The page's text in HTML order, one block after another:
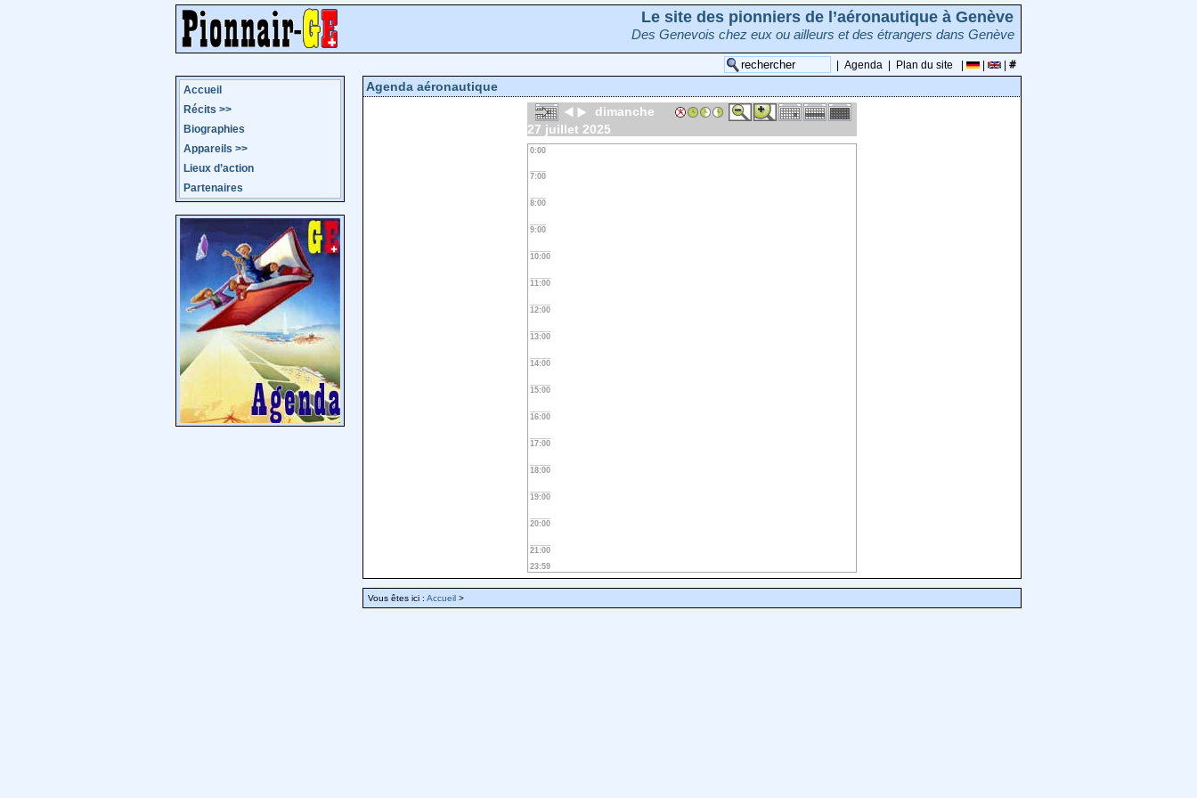
Le site des pionniers de l’aéronautique à Genève
Des Genevois chez eux ou ailleurs et des étrangers dans Genève
Agenda Plan du site
Accueil
Récits >>
Biographies
Appareils >>
Lieux d’action
Partenaires
Agenda aéronautique
dimanche
27 juillet 2025
0:00
7:00
8:00
9:00
10:00
11:00
12:00
13:00
14:00
15:00
16:00
17:00
18:00
19:00
20:00
21:00
23:59
Vous êtes ici : Accueil >